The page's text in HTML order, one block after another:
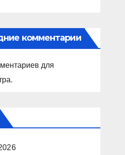
комментарии
для